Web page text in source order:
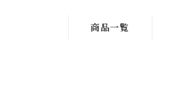
商品一覧